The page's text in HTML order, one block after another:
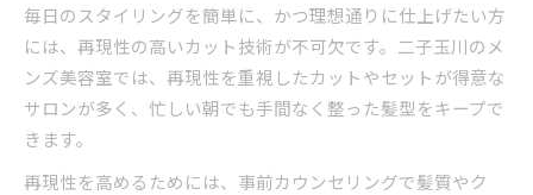
毎日のスタイリングを簡単に、かつ理想通りに仕上げたい方
には、再現性の高いカット技術が不可欠です。二子玉川のメ
ンズ美容室では、再現性を重視したカットやセットが得意な
サロンが多く、忙しい朝でも手間なく整った髪型をキープで
きます。
再現性を高めるためには、事前カウンセリングで髪質やク